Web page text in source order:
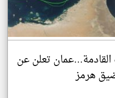
تعلن عن
هرمز